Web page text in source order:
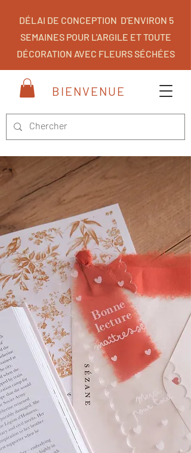
BIENVENUE
DÉLAI DE CONCEPTION D'ENVIRON 5
SEMAINES POUR L'ARGILE ET TOUTE
DÉCORATION AVEC FLEURS SÉCHÉES